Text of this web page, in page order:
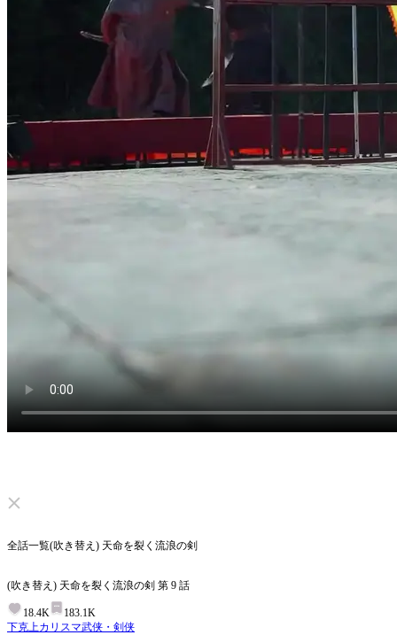
ミュートを解除する
全話一覧(吹き替え) 天命を裂く流浪の剣
(吹き替え) 天命を裂く流浪の剣 第 9 話
18.4K
183.1K
下克上カリスマ武侠・剣侠